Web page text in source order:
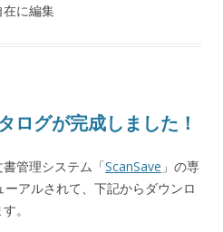
に編集
ログが完成しました！
管理システム「ScanSave 」の専
アルされて、下記からダウンロ
。